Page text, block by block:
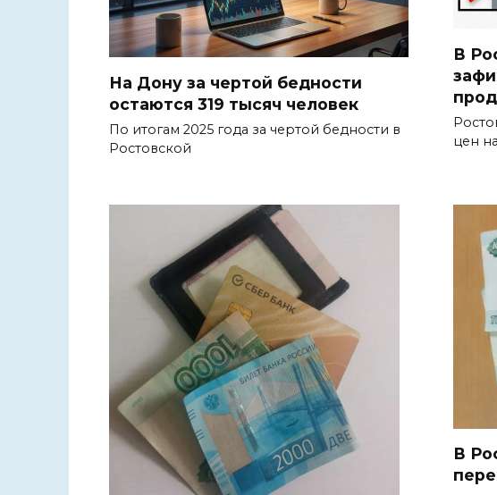
На Дону за чертой бедности
остаются 319 тысяч человек
По итогам 2025 года за чертой бедности в
Ростовской
В
цен
В